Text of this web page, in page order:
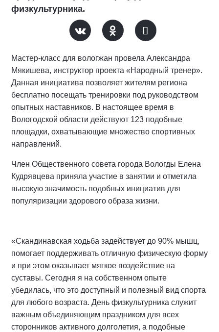
физкультурника.
Мастер-класс для вологжан провела Александра
Мякишева, инструктор проекта «Народный тренер».
Данная инициатива позволяет жителям региона
бесплатно посещать тренировки под руководством
опытных наставников. В настоящее время в
Вологодской области действуют 123 подобные
площадки, охватывающие множество спортивных
направлений.
Член Общественного совета города Вологды Елена
Кудрявцева приняла участие в занятии и отметила
высокую значимость подобных инициатив для
популяризации здорового образа жизни.
«Скандинавская ходьба задействует до 90% мышц,
помогает поддерживать отличную физическую форму
и при этом оказывает мягкое воздействие на
суставы. Сегодня я на собственном опыте
убедилась, что это доступный и полезный вид спорта
для любого возраста. День физкультурника служит
важным объединяющим праздником для всех
сторонников активного долголетия, а подобные